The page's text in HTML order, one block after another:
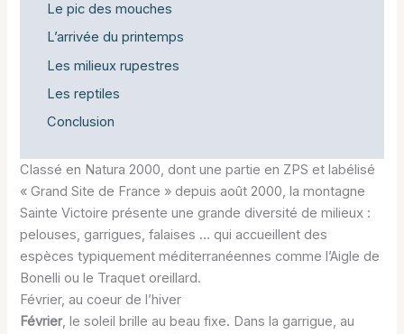
Le pic des mouches
L’arrivée du printemps
Les milieux rupestres
Les reptiles
Conclusion
Classé en Natura 2000, dont une partie en ZPS et labélisé
« Grand Site de France » depuis août 2000, la montagne
Sainte Victoire présente une grande diversité de milieux :
pelouses, garrigues, falaises … qui accueillent des
espèces typiquement méditerranéennes comme l’Aigle de
Bonelli ou le Traquet oreillard.
Février, au coeur de l’hiver
Février, le soleil brille au beau fixe. Dans la garrigue, au